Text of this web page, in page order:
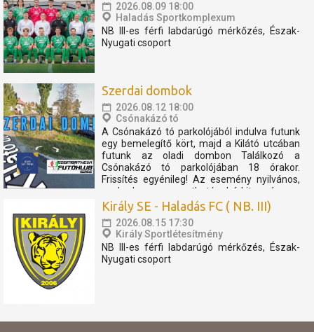
2026.08.09 18:00
Haladás Sportkomplexum
NB III-es férfi labdarúgó mérkőzés, Észak-
Nyugati csoport
Szerdai dombok
2026.08.12 18:00
Csónakázó tó
A Csónakázó tó parkolójából indulva futunk
egy bemelegítő kört, majd a Kilátó utcában
futunk az oladi dombon Találkozó a
Csónakázó tó parkolójában 18 órakor.
Frissítés egyénileg! Az esemény nyilvános,
szabadon megosztható, bárkit szívesen
látunk. Az eseményen résztvevők
elfogadják, hogy az eseményről...
Király SE - Haladás FC ( NB. III)
2026.08.15 17:30
Király Sportlétesítmény
NB III-es férfi labdarúgó mérkőzés, Észak-
Nyugati csoport